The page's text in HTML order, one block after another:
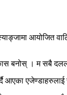
आयोजित
बनोस् । म सबै
एजेण्डाहरुलाई